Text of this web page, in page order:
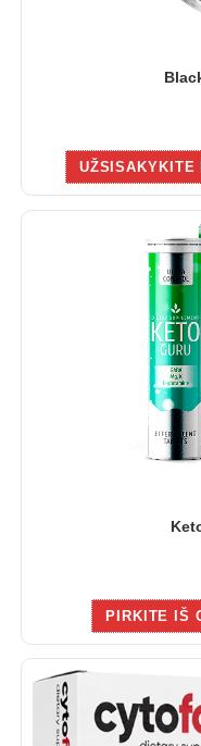
UŽSISAKYKITE
PIRKITE IŠ